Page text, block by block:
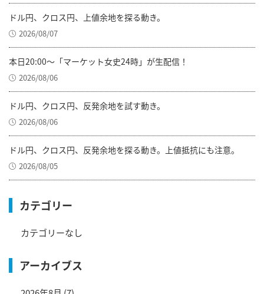
ドル円、クロス円、上値余地を探る動き。
2026/08/07
本日20:00～「マーケット女史24時」が生配信！
2026/08/06
ドル円、クロス円、反発余地を試す動き。
2026/08/06
ドル円、クロス円、反発余地を探る動き。上値抵抗にも注意。
2026/08/05
カテゴリー
カテゴリーなし
アーカイブス